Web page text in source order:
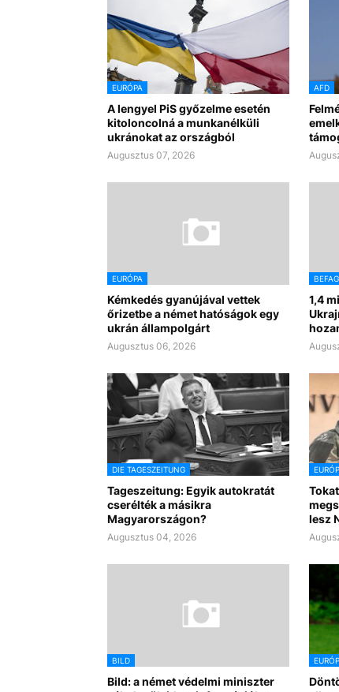
EURÓPA
A lengyel PiS győzelme esetén
kitoloncolná a munkanélküli
ukránokat az országból
Augusztus 07, 2026
AFD
EURÓPA
Kémkedés gyanújával vettek
őrizetbe a német hatóságok egy
ukrán állampolgárt
Augusztus 06, 2026
1,4
DIE TAGESZEITUNG
Tageszeitung: Egyik autokratát
cserélték a másikra
Magyarországon?
Augusztus 04, 2026
lesz
BILD
Bild: a német védelmi miniszter